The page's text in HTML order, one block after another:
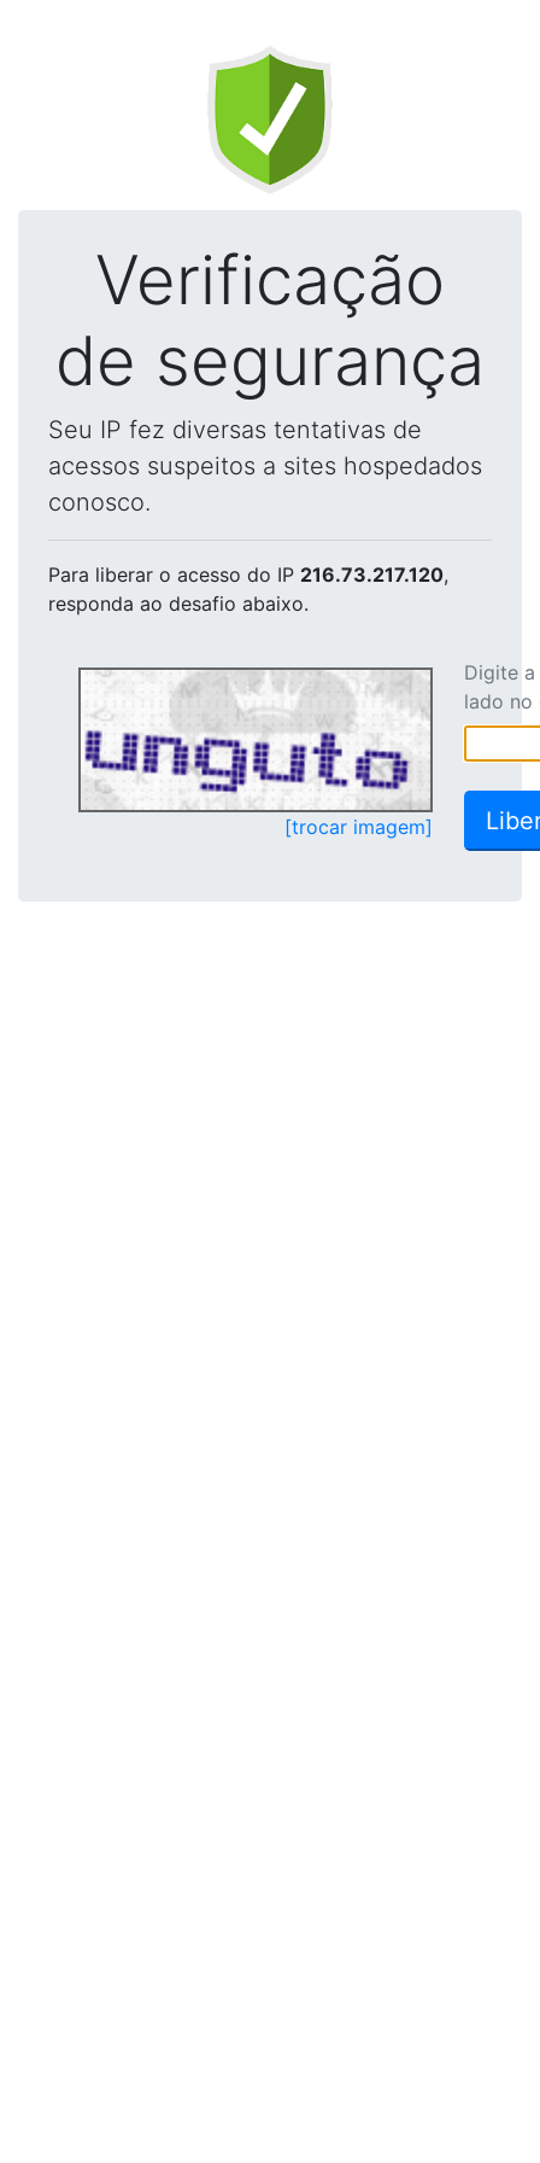
Verificação
de segurança
Seu IP fez diversas tentativas de
acessos suspeitos a sites hospedados
conosco.
Para liberar o acesso do IP 216.73.217.120,
responda ao desafio abaixo.
[trocar imagem]
Digite
lado no